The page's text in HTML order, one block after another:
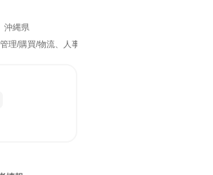
沖縄県
/購買/物流、人事、総務、IT、建築/土木/プラント専